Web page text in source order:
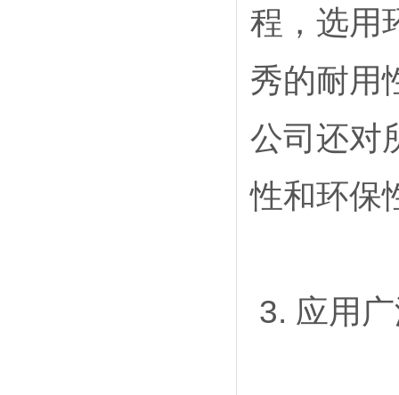
程，选用
秀的耐用
公司还对
性和环保
3. 应用